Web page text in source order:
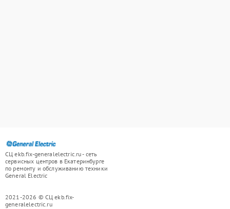
СЦ ekb.fix-generalelectric.ru - сеть
сервисных центров в Екатеринбурге
по ремонту и обслуживанию техники
General Electric
2021-2026 © СЦ ekb.fix-
generalelectric.ru